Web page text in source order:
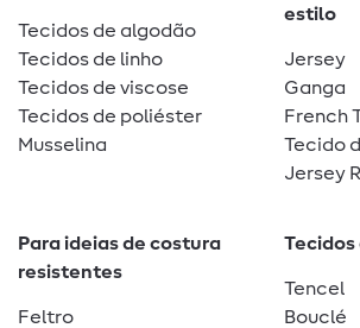
Tecidos de algodão
Tecidos de linho
Tecidos de viscose
Tecidos de poliéster
Musselina
estilo
Jersey
Ganga
French
Tecido
Jersey
Para ideias de costura
resistentes
Feltro
Tecidos
Tencel
Bouclé